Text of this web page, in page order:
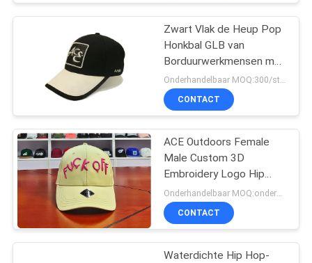
SITEMAP
PRIVACY
POLICY
Zwart Vlak de Heup Pop
Honkbal GLB van
Borduurwerkmensen met
Metaalgesp
Onderhandelbaar MOQ:300/style
CONTACT
ACE Outdoors Female
Male Custom 3D
Embroidery Logo Hip
Hop Baseball Sports
Curve Brim Cap Hat
Onderhandelbaar MOQ:onderhandelingen
CONTACT
Waterdichte Hip Hop-